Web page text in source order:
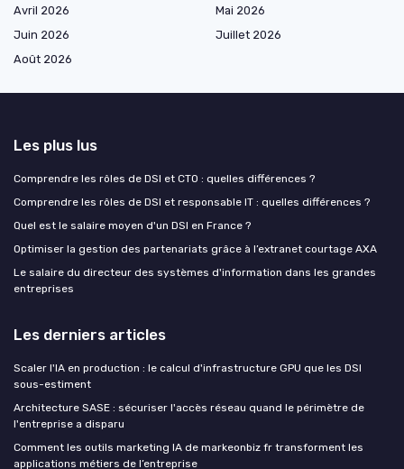
Avril 2026
Mai 2026
Juin 2026
Juillet 2026
Août 2026
Les plus lus
Comprendre les rôles de DSI et CTO : quelles différences ?
Comprendre les rôles de DSI et responsable IT : quelles différences ?
Quel est le salaire moyen d'un DSI en France ?
Optimiser la gestion des partenariats grâce à l’extranet courtage AXA
Le salaire du directeur des systèmes d'information dans les grandes
entreprises
Les derniers articles
Scaler l'IA en production : le calcul d'infrastructure GPU que les DSI
sous-estiment
Architecture SASE : sécuriser l'accès réseau quand le périmètre de
l'entreprise a disparu
Comment les outils marketing IA de markeonbiz fr transforment les
applications métiers de l’entreprise